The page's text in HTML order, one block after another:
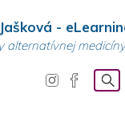
-
alternatívnej medicíny